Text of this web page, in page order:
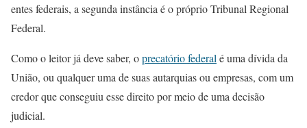
entes federais, a segunda instância é o próprio Tribunal Regional
Federal.
Como o leitor já deve saber, oprecatório federal é uma dívida da
União, ou qualquer uma de suas autarquias ou empresas, com um
credor que conseguiu esse direito por meio de uma decisão
judicial.